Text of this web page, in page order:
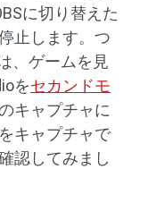
に切り替えた
止します。つ
、ゲームを見
をセカンドモ
キャプチャに
キャプチャで
認してみまし